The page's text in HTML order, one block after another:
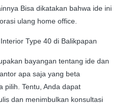
Bisa dikatakan bahwa ide ini
ulang home office.
Type 40 di Balikpapan
bayangan tentang ide dan
apa saja yang beta
pilih. Tentu, Anda dapat
dan menimbulkan konsultasi